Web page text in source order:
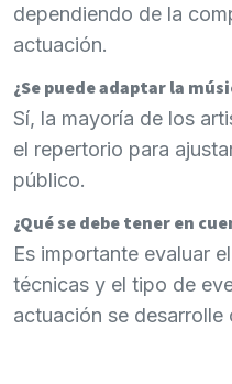
dependiendo de la
actuación.
¿Se puede adaptar la
Sí, la mayoría de los
el repertorio para
público.
¿Qué se debe tener en
Es importante evaluar
técnicas y el tipo de
actuación se desarrolle